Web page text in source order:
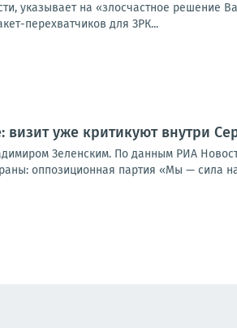
указывает на «злосчастное решение
перехватчиков для ЗРК...
визит уже критикуют внутри
Зеленским. По данным РИА
оппозиционная партия «Мы — сила